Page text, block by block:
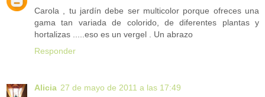
Carola , tu jardín debe ser multicolor porque ofreces una
gama tan variada de colorido, de diferentes plantas y
hortalizas .....eso es un vergel . Un abrazo
Responder
Alicia 27 de mayo de 2011 a las 17:49